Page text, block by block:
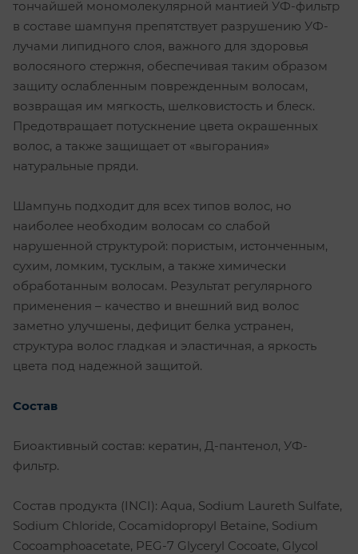
тончайшей мономолекулярной мантией УФ-фильтр
в составе шампуня препятствует разрушению УФ-
лучами липидного слоя, важного для здоровья
волосяного стержня, обеспечивая таким образом
защиту ослабленным поврежденным волосам,
возвращая им мягкость, шелковистость и блеск.
Предотвращает потускнение цвета окрашенных
волос, а также защищает от «выгорания»
натуральные пряди.
Шампунь подходит для всех типов волос, но
наиболее необходим волосам со слабой
нарушенной структурой: пористым, истонченным,
сухим, ломким, тусклым, а также химически
обработанным волосам. Результат регулярного
применения – качество и внешний вид волос
заметно улучшены, дефицит белка устранен,
структура волос гладкая и эластичная, а яркость
цвета под надежной защитой.
Состав
Биоактивный состав: кератин, Д-пантенол, УФ-
фильтр.
Состав продукта (INCI): Aqua, Sodium Laureth Sulfate,
Sodium Chloride, Cocamidopropyl Betaine, Sodium
Cocoamphoacetate, PEG-7 Glyceryl Cocoate, Glycol